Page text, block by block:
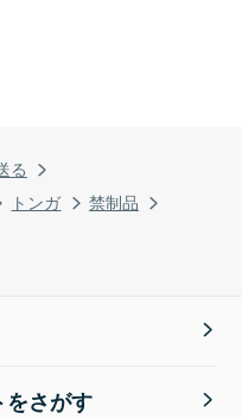
る
トンガ
禁制品
をさがす